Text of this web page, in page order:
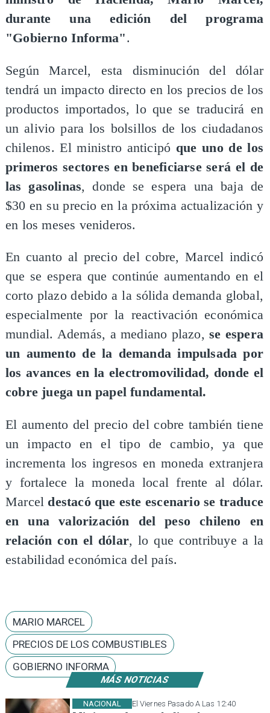
MÁS NOTICIAS
El Viernes Pasado A Las 12:40
NACIONAL
durante una edición del programa
"Gobierno Informa".
Según Marcel, esta disminución del dólar
tendrá un impacto directo en los precios de los
productos importados, lo que se traducirá en
un alivio para los bolsillos de los ciudadanos
chilenos. El ministro anticipó que uno de los
primeros sectores en beneficiarse será el de
las gasolinas, donde se espera una baja de
$30 en su precio en la próxima actualización y
en los meses venideros.
En cuanto al precio del cobre, Marcel indicó
que se espera que continúe aumentando en el
corto plazo debido a la sólida demanda global,
especialmente por la reactivación económica
mundial. Además, a mediano plazo, se espera
un aumento de la demanda impulsada por
los avances en la electromovilidad, donde el
cobre juega un papel fundamental.
El aumento del precio del cobre también tiene
un impacto en el tipo de cambio, ya que
incrementa los ingresos en moneda extranjera
y fortalece la moneda local frente al dólar.
Marcel destacó que este escenario se traduce
en una valorización del peso chileno en
relación con el dólar, lo que contribuye a la
estabilidad económica del país.
MARIO MARCEL
PRECIOS DE LOS COMBUSTIBLES
GOBIERNO INFORMA